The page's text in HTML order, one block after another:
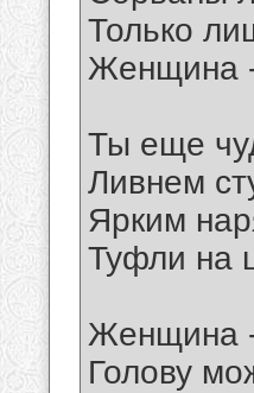
Только
Женщина
Ты еще
Ливнем
Ярким
Туфли на
Женщина
Голову